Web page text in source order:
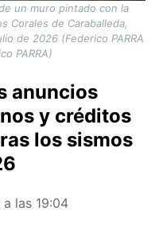
un muro pintado con la
Corales de Caraballeda,
de 2026 (Federico PARRA
PARRA)
anuncios
y créditos
los sismos
las 19:04